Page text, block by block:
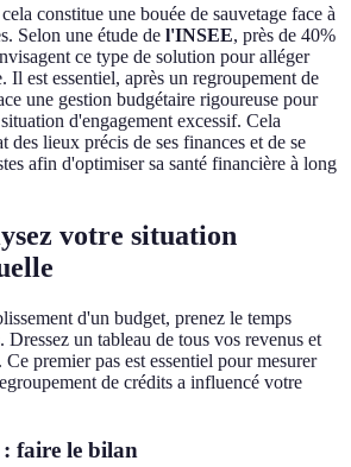
constitue une bouée de sauvetage face à
Selon une étude de l'INSEE, près de 40%
ce type de solution pour alléger
Il est essentiel, après un regroupement de
une gestion budgétaire rigoureuse pour
d'engagement excessif. Cela
des lieux précis de ses finances et de se
afin d'optimiser sa santé financière à long
votre situation
d'un budget, prenez le temps
Dressez un tableau de tous vos revenus et
Ce premier pas est essentiel pour mesurer
de crédits a influencé votre
faire le bilan